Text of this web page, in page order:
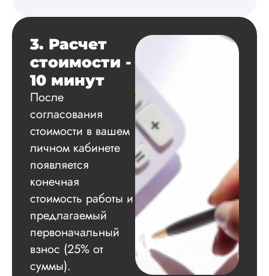
Вид работы:
сдачи,
оформили в
соответствии с
Взаимодействие с
клиентами
подробно
по всем вопросам.
Благодарен.
3. Расчет
стоимости -
10 минут
После
согласования
стоимости в вашем
личном кабинете
появляется
конечная
стоимость работы и
предлагаемый
первоначальный
взнос (25% от
суммы).